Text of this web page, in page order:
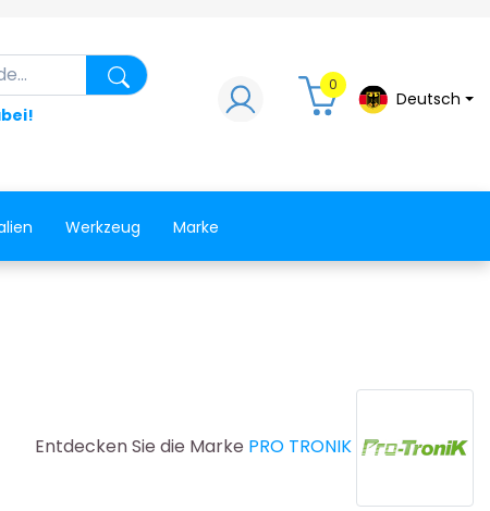
Suche nach einem Produkt, einem
0
Deutsch
Werkzeug Marke
Entdecken Sie die Marke PRO TRONIK